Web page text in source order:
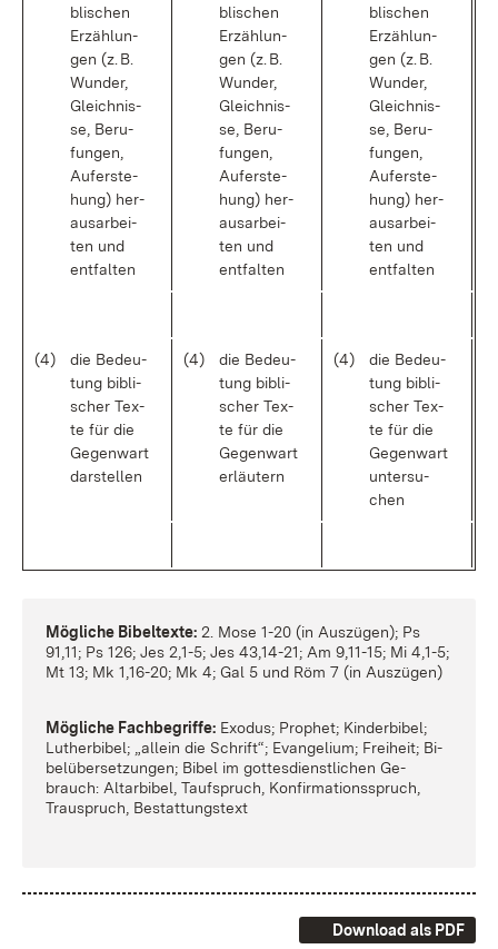
bli­schen
Er­zäh­lun­
gen (z. B.
Wun­der,
Gleich­nis­
se, Be­ru­
fun­gen,
Auf­er­ste­
hung) her­
aus­ar­bei­
ten und
ent­fal­ten
bli­schen
Er­zäh­lun­
gen (z. B.
Wun­der,
Gleich­nis­
se, Be­ru­
fun­gen,
Auf­er­ste­
hung) her­
aus­ar­bei­
ten und
ent­fal­ten
bli­schen
Er­zäh­lun­
gen (z. B.
Wun­der,
Gleich­nis­
se, Be­ru­
fun­gen,
Auf­er­ste­
hung) her­
aus­ar­bei­
ten und
ent­fal­ten
(4)
die Be­deu­
tung bi­bli­
scher Tex­
te für die
Ge­gen­wart
dar­stel­len
(4)
die Be­deu­
tung bi­bli­
scher Tex­
te für die
Ge­gen­wart
er­läu­tern
(4)
die Be­deu­
tung bi­bli­
scher Tex­
te für die
Ge­gen­wart
un­ter­su­
chen
Mög­li­che Bi­bel­tex­te: 2. Mo­se 1-20 (in Aus­zü­gen); Ps
91,11; Ps 126; Jes 2,1-5; Jes 43,14-21; Am 9,11-15; Mi 4,1-5;
Mt 13; Mk 1,16-20; Mk 4; Gal 5 und Röm 7 (in Aus­zü­gen)
Mög­li­che Fach­be­grif­fe: Exo­dus; Pro­phet; Kin­der­bi­bel;
Lu­ther­bi­bel; „al­lein die Schrift“; Evan­ge­li­um; Frei­heit; Bi­
bel­über­set­zun­gen; Bi­bel im got­tes­dienst­li­chen Ge­
brauch: Al­tar­bi­bel, Tauf­spruch, Kon­fir­ma­ti­ons­spruch,
Trau­spruch, Be­stat­tungs­text
Download als PDF